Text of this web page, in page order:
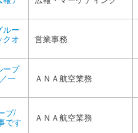
ルー
クオ
営業事務
ープ
一
ＡＮＡ航空業務
プ/
です
ＡＮＡ航空業務